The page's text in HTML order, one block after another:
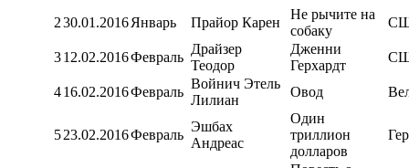
230.01.2016Январь Прайор Карен
Не рычите на
собаку
312.02.2016Февраль
Драйзер
Теодор
Дженни
Герхардт
416.02.2016Февраль
Войнич Этель
Лилиан
Овод
523.02.2016Февраль
Эшбах
Андреас
Один
триллион
долларов